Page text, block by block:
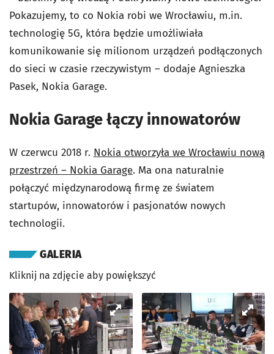
Pokazujemy, to co Nokia robi we Wrocławiu, m.in.
technologię 5G, która będzie umożliwiała
komunikowanie się milionom urządzeń podłączonych
do sieci w czasie rzeczywistym – dodaje Agnieszka
Pasek, Nokia Garage.
Nokia Garage łączy innowatorów
W czerwcu 2018 r. Nokia otworzyła we Wrocławiu nową
przestrzeń – Nokia Garage. Ma ona naturalnie
połączyć międzynarodową firmę ze światem
startupów, innowatorów i pasjonatów nowych
technologii.
GALERIA
Kliknij na zdjęcie aby powiększyć